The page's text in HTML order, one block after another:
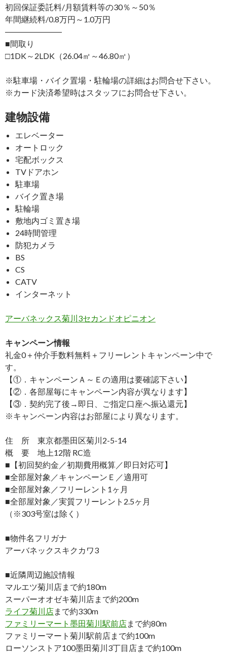
初回保証委託料/月額賃料等の30％～50％
年間継続料/0.8万円～1.0万円
―――――――
■間取り
□1DK～2LDK（26.04㎡～46.80㎡）
※駐車場・バイク置場・駐輪場の詳細はお問合せ下さい。
※カード決済希望時はスタッフにお問合せ下さい。
建物設備
エレベーター
オートロック
宅配ボックス
TVドアホン
駐車場
バイク置き場
駐輪場
敷地内ゴミ置き場
24時間管理
防犯カメラ
BS
CS
CATV
インターネット
アーバネックス菊川3セカンドオピニオン
キャンペーン情報
礼金0＋仲介手数料無料 ＋ フリーレント キャンペーン中で
す。
【①．キャンペーンＡ～Ｅの適用は要確認下さい】
【②．各部屋毎にキャンペーン内容が異なります】
【③．契約完了後→即日、ご指定口座へ振込還元】
※キャンペーン内容はお部屋により異なります。
住 所 東京都墨田区菊川2-5-14
概 要 地上12階 RC造
■【初回契約金／初期費用概算／即日対応可】
■全部屋対象／キャンペーンＥ／適用可
■全部屋対象／フリーレント1ヶ月
■全部屋対象／実質フリーレント2.5ヶ月
（※303号室は除く）
■物件名フリガナ
アーバネックスキクカワ3
■近隣周辺施設情報
マルエツ菊川店まで約180m
スーパーオオゼキ菊川店まで約200m
ライフ菊川店まで約330m
ファミリーマート墨田菊川駅前店まで約80m
ファミリーマート菊川駅前店まで約100m
ローソンストア100墨田菊川3丁目店まで約100m